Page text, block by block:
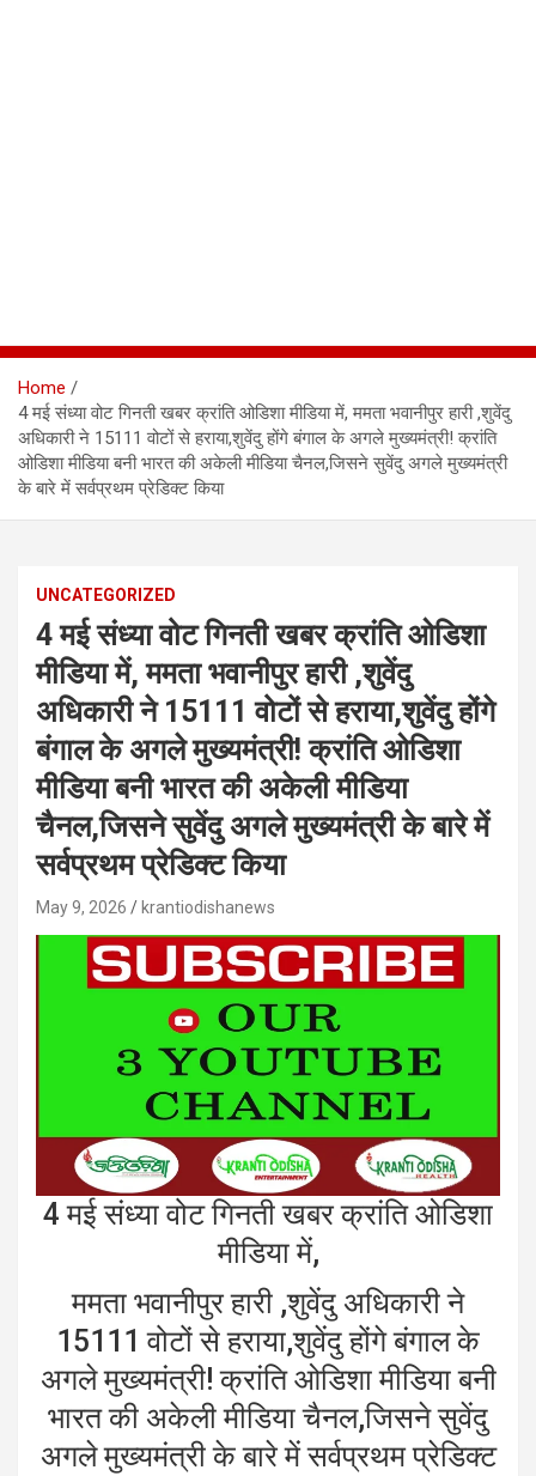
Home
4 मई संध्या वोट गिनती खबर क्रांति ओडिशा मीडिया में, ममता भवानीपुर हारी ,शुवेंदु
अधिकारी ने 15111 वोटों से हराया,शुवेंदु होंगे बंगाल के अगले मुख्यमंत्री! क्रांति
ओडिशा मीडिया बनी भारत की अकेली मीडिया चैनल,जिसने सुवेंदु अगले मुख्यमंत्री
के बारे में सर्वप्रथम प्रेडिक्ट किया
UNCATEGORIZED
4 मई संध्या वोट गिनती खबर क्रांति ओडिशा
मीडिया में, ममता भवानीपुर हारी ,शुवेंदु
अधिकारी ने 15111 वोटों से हराया,शुवेंदु होंगे
बंगाल के अगले मुख्यमंत्री! क्रांति ओडिशा
मीडिया बनी भारत की अकेली मीडिया
चैनल,जिसने सुवेंदु अगले मुख्यमंत्री के बारे में
सर्वप्रथम प्रेडिक्ट किया
May 9, 2026 krantiodishanews
4 मई संध्या वोट गिनती खबर क्रांति ओडिशा
मीडिया में,
ममता भवानीपुर हारी ,शुवेंदु अधिकारी ने
15111 वोटों से हराया,शुवेंदु होंगे बंगाल के
अगले मुख्यमंत्री! क्रांति ओडिशा मीडिया बनी
भारत की अकेली मीडिया चैनल,जिसने सुवेंदु
अगले मुख्यमंत्री के बारे में सर्वप्रथम प्रेडिक्ट